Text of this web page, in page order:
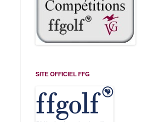
SITE OFFICIEL FFG